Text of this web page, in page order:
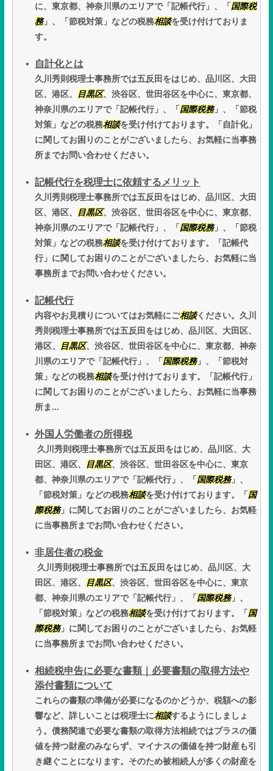
に、東京都、神奈川県のエリアで「記帳代行」、「 国際税
務」、「節税対策」などの税務相談を受け付けておりま
す。
自計化とは
久川秀則税理士事務所では五反田をはじめ、品川区、大田
区、港区、
目黒区、渋谷区、世田谷区を中心に、東京都、
神奈川県のエリアで「記帳代行」、「 国際税務」、「節税
対策」などの税務相談を受け付けております。「自計化」
に関してお困りのことがございましたら、お気軽に当事務
所までお問い合わせください。
記帳代行を税理士に依頼するメリット
久川秀則税理士事務所では五反田をはじめ、品川区、大田
区、港区、
目黒区、渋谷区、世田谷区を中心に、東京都、
神奈川県のエリアで「記帳代行」、「 国際税務」、「節税
対策」などの税務相談を受け付けております。「記帳代
行」に関してお困りのことがございましたら、お気軽に当
事務所までお問い合わせください。
記帳代行
内容やお見積りについてはお気軽にご相談ください。久川
秀則税理士事務所では五反田をはじめ、品川区、大田区、
港区、
目黒区、渋谷区、世田谷区を中心に、東京都、神奈
川県のエリアで「記帳代行」、「 国際税務」、「節税対
策」などの税務相談を受け付けております。「記帳代行」
に関してお困りのことがございましたら、お気軽に当事務
所ま...
外国人労働者の所得税
久川秀則税理士事務所では五反田をはじめ、品川区、大
田区、港区、
目黒区、渋谷区、世田谷区を中心に、東京
都、神奈川県のエリアで「記帳代行」、「 国際税務」、
「節税対策」などの税務相談を受け付けております。「 国
際税務」に関してお困りのことがございましたら、お気軽
に当事務所までお問い合わせください。
非居住者の税金
久川秀則税理士事務所では五反田をはじめ、品川区、大
田区、港区、
目黒区、渋谷区、世田谷区を中心に、東京
都、神奈川県のエリアで「記帳代行」、「 国際税務」、
「節税対策」などの税務相談を受け付けております。「 国
際税務」に関してお困りのことがございましたら、お気軽
に当事務所までお問い合わせください。
相続税申告に必要な書類｜必要書類の取得方法や
添付書類について
これらの書類の準備が必要になるのかどうか、税額への影
響など、詳しいことは税理士に相談するようにしましょ
う。債務関連で必要な書類の取得方法相続ではプラスの価
値を持つ財産のみならず、マイナスの価値を持つ財産も引
き継ぐことになります。そのため被相続人が多くの財産を